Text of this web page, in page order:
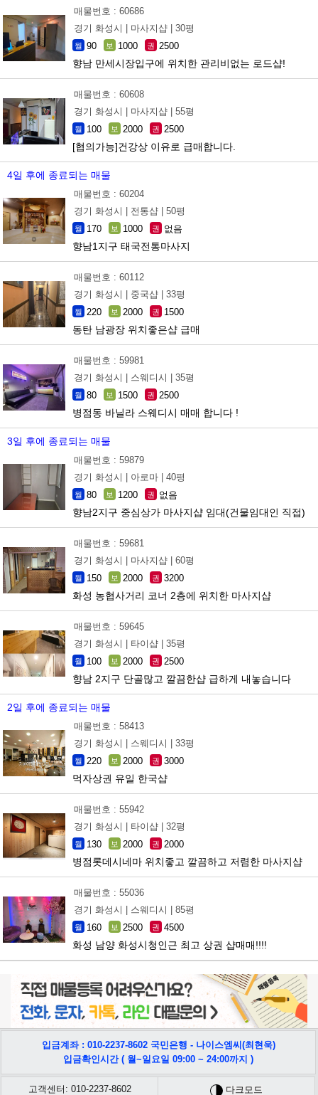
매물번호 : 60686
경기 화성시 |
마사지샵 | 30평
월 90 보 1000 권 2500
향남 만세시장입구에 위치한 관리비없는 로드샵!
매물번호 : 60608
경기 화성시 |
마사지샵 | 55평
월 100 보 2000 권 2500
[협의가능]건강상 이유로 급매합니다.
4일 후에 종료되는 매물
매물번호 : 60204
경기 화성시 |
전통샵 | 50평
월 170 보 1000 권 없음
향남1지구 태국전통마사지
매물번호 : 60112
경기 화성시 |
중국샵 | 33평
월 220 보 2000 권 1500
동탄 남광장 위치좋은샵 급매
매물번호 : 59981
경기 화성시 |
스웨디시 | 35평
월 80 보 1500 권 2500
병점동 바닐라 스웨디시 매매 합니다 !
3일 후에 종료되는 매물
매물번호 : 59879
경기 화성시 |
아로마 | 40평
월 80 보 1200 권 없음
향남2지구 중심상가 마사지샵 임대(건물임대인 직접)
매물번호 : 59681
경기 화성시 |
마사지샵 | 60평
월 150 보 2000 권 3200
화성 농협사거리 코너 2층에 위치한 마사지샵
매물번호 : 59645
경기 화성시 |
타이샵 | 35평
월 100 보 2000 권 2500
향남 2지구 단골많고 깔끔한샵 급하게 내놓습니다
2일 후에 종료되는 매물
매물번호 : 58413
경기 화성시 |
스웨디시 | 33평
월 220 보 2000 권 3000
먹자상권 유일 한국샵
매물번호 : 55942
경기 화성시 |
타이샵 | 32평
월 130 보 2000 권 2000
병점롯데시네마 위치좋고 깔끔하고 저렴한 마사지샵
매물번호 : 55036
경기 화성시 |
스웨디시 | 85평
월 160 보 2500 권 4500
화성 남양 화성시청인근 최고 상권 샵매매!!!!
입금계좌 : 010-2237-8602 국민은행 - 나이스엠씨(최현욱)
입금확인시간 ( 월~일요일 09:00 ~ 24:00까지 )
고객센터: 010-2237-8602 다크모드